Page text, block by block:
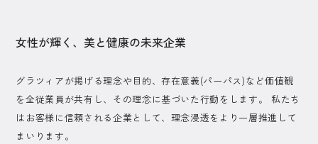
女性が輝く、美と健康の未来企業
グラツィアが掲げる理念や目的、存在意義(パーパス)など価値観
を全従業員が共有し、その理念に基づいた行動をします。 私たち
はお客様に信頼される企業として、理念浸透をより一層推進して
まいります。